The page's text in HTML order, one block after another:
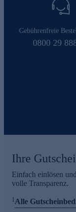
Gebührenfreie
0800 29
Ihre
Einfach einlösen
volle Transparenz.
1Alle